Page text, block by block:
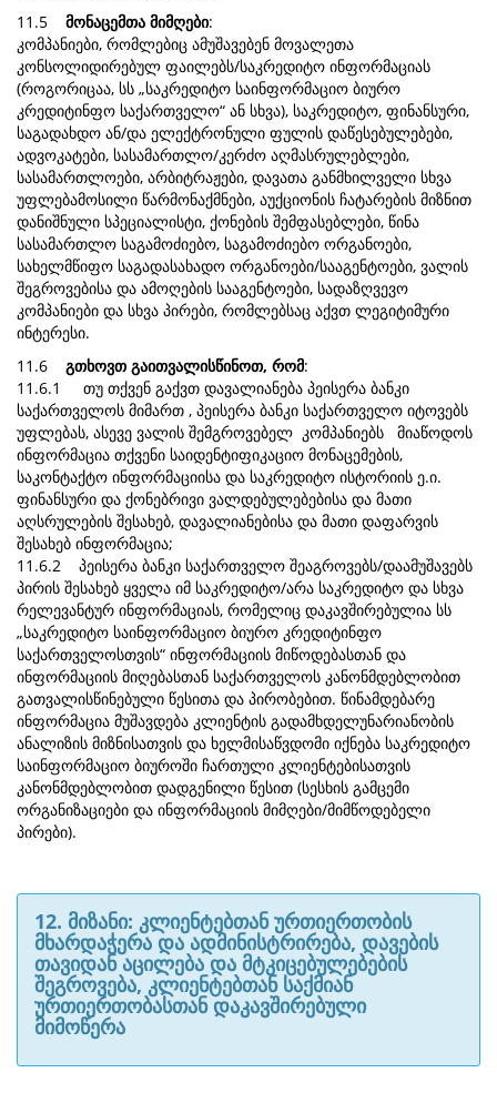
11.5 მონაცემთა მიმღები:
კომპანიები, რომლებიც ამუშავებენ მოვალეთა
კონსოლიდირებულ ფაილებს/საკრედიტო ინფორმაციას
(როგორიცაა, სს „საკრედიტო საინფორმაციო ბიურო
კრედიტინფო საქართველო“ ან სხვა), საკრედიტო, ფინანსური,
საგადახდო ან/და ელექტრონული ფულის დაწესებულებები,
ადვოკატები, სასამართლო/კერძო აღმასრულებლები,
სასამართლოები, არბიტრაჟები, დავათა განმხილველი სხვა
უფლებამოსილი წარმონაქმნები, აუქციონის ჩატარების მიზნით
დანიშნული სპეციალისტი, ქონების შემფასებლები, წინა
სასამართლო საგამოძიებო, საგამოძიებო ორგანოები,
სახელმწიფო საგადასახადო ორგანოები/სააგენტოები, ვალის
შეგროვებისა და ამოღების სააგენტოები, სადაზღვევო
კომპანიები და სხვა პირები, რომლებსაც აქვთ ლეგიტიმური
ინტერესი.
11.6 გთხოვთ გაითვალისწინოთ, რომ:
11.6.1 თუ თქვენ გაქვთ დავალიანება პეისერა ბანკი
საქართველოს მიმართ , პეისერა ბანკი საქართველო იტოვებს
უფლებას, ასევე ვალის შემგროვებელ კომპანიებს მიაწოდოს
ინფორმაცია თქვენი საიდენტიფიკაციო მონაცემების,
საკონტაქტო ინფორმაციისა და საკრედიტო ისტორიის ე.ი.
ფინანსური და ქონებრივი ვალდებულებებისა და მათი
აღსრულების შესახებ, დავალიანებისა და მათი დაფარვის
შესახებ ინფორმაცია;
11.6.2 პეისერა ბანკი საქართველო შეაგროვებს/დაამუშავებს
პირის შესახებ ყველა იმ საკრედიტო/არა საკრედიტო და სხვა
რელევანტურ ინფორმაციას, რომელიც დაკავშირებულია სს
„საკრედიტო საინფორმაციო ბიურო კრედიტინფო
საქართველოსთვის“ ინფორმაციის მიწოდებასთან და
ინფორმაციის მიღებასთან საქართველოს კანონმდებლობით
გათვალისწინებული წესითა და პირობებით. წინამდებარე
ინფორმაცია მუშავდება კლიენტის გადამხდელუნარიანობის
ანალიზის მიზნისათვის და ხელმისაწვდომი იქნება საკრედიტო
საინფორმაციო ბიუროში ჩართული კლიენტებისათვის
კანონმდებლობით დადგენილი წესით (სესხის გამცემი
ორგანიზაციები და ინფორმაციის მიმღები/მიმწოდებელი
პირები).
12. მიზანი: კლიენტებთან ურთიერთობის
მხარდაჭერა და ადმინისტრირება, დავების
თავიდან აცილება და მტკიცებულებების
შეგროვება, კლიენტებთან საქმიან
ურთიერთობასთან დაკავშირებული
მიმოწერა